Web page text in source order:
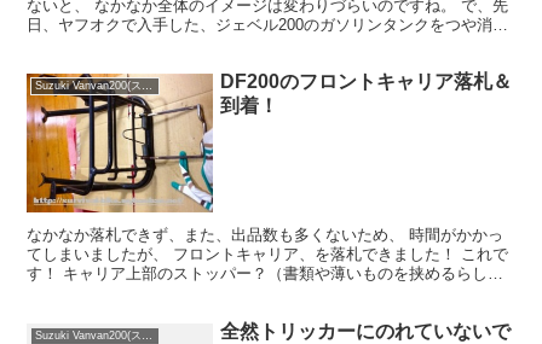
ないと、 なかなか全体のイメージは変わりづらいのですね。 で、先
日、ヤフオクで入手した、ジェベル200のガソリンタンクをつや消し
Suzuki Vanvan200(スズキ バンバン200)
DF200のフロントキャリア落札＆
到着！
なかなか落札できず、また、出品数も多くないため、 時間がかかっ
てしまいましたが、 フロントキャリア、を落札できました！ これで
す！ キャリア上部のストッパー？（書類や薄いものを挟めるらしい
全然トリッカーにのれていないで